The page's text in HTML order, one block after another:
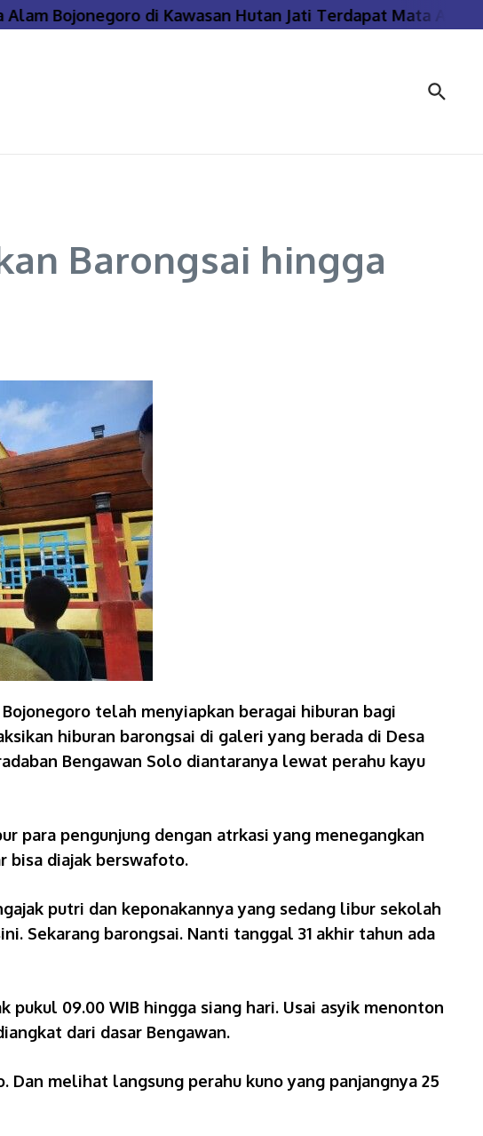
Bojonegoro di Kawasan Hutan Jati Terdapat Mata Air
Barongsai hingga
telah menyiapkan beragai hiburan bagi
hiburan barongsai di galeri yang berada di Desa
Bengawan Solo diantaranya lewat perahu kayu
para pengunjung dengan atrkasi yang menegangkan
bisa diajak berswafoto.
putri dan keponakannya yang sedang libur sekolah
Sekarang barongsai. Nanti tanggal 31 akhir tahun ada
09.00 WIB hingga siang hari. Usai asyik menonton
dari dasar Bengawan.
Dan melihat langsung perahu kuno yang panjangnya 25